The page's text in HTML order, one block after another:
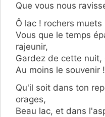
Que vous nous
Ô lac ! rochers
Vous que le temps
rajeunir,
Gardez de cette
Au moins le souvenir !
Qu'il soit dans ton
orages,
Beau lac, et dans